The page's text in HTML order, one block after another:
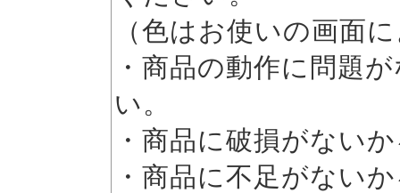
（色はお使いの画面
・商品の動作に問題
い。
・商品に破損がない
・商品に不足がない